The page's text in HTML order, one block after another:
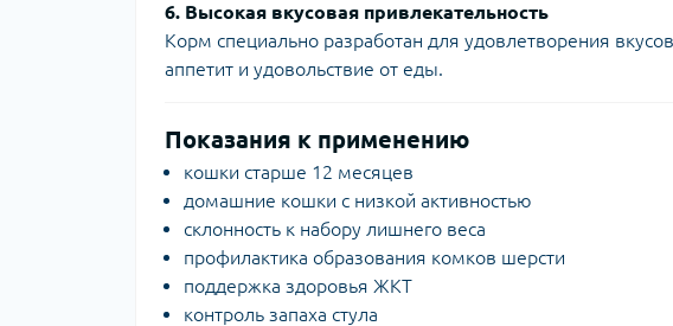
6. Высокая вкусовая привлекательность
Корм специально разработан для удовлетворения
аппетит и удовольствие от еды.
Показания к применению
кошки старше 12 месяцев
домашние кошки с низкой активностью
склонность к набору лишнего веса
профилактика образования комков шерсти
поддержка здоровья ЖКТ
контроль запаха стула